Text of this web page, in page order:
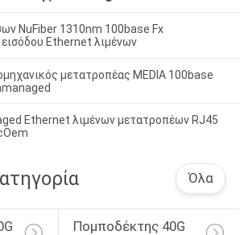
NuFiber 1310nm 100base Fx
Ethernet λιμένων
μετατροπέας MEDIA 100base
Ethernet λιμένων μετατροπέων RJ45
Όλα
Πομποδέκτης 40G